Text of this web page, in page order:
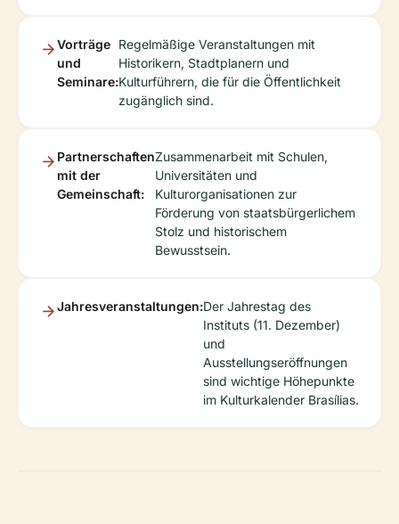
Vorträge
und
Seminare:
Regelmäßige Veranstaltungen mit
Historikern, Stadtplanern und
Kulturführern, die für die Öffentlichkeit
zugänglich sind.
Partnerschaften
mit der
Gemeinschaft:
Zusammenarbeit mit Schulen,
Universitäten und
Kulturorganisationen zur
Förderung von staatsbürgerlichem
Stolz und historischem
Bewusstsein.
Jahresveranstaltungen:Der Jahrestag des
Instituts (11. Dezember)
und
Ausstellungseröffnungen
sind wichtige Höhepunkte
im Kulturkalender Brasílias.